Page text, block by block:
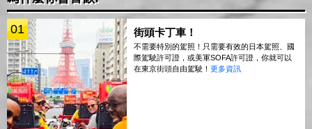
01 街頭卡丁車！
不需要特別的駕照！只需要有效的日本駕照、國
際駕駛許可證，或美軍SOFA許可證，你就可以
在東京街頭自由駕駛！ 更多資訊